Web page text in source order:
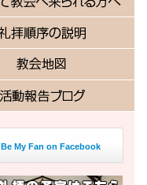
Be My Fan on Facebook